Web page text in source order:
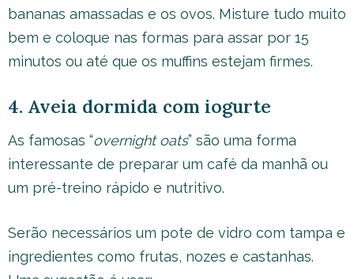
bananas amassadas e os ovos. Misture tudo muito
bem e coloque nas formas para assar por 15
minutos ou até que os muffins estejam firmes.
4. Aveia dormida com iogurte
As famosas “overnight oats” são uma forma
interessante de preparar um café da manhã ou
um pré-treino rápido e nutritivo.
Serão necessários um pote de vidro com tampa e
ingredientes como frutas, nozes e castanhas.